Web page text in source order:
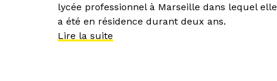
lycée professionnel à Marseille dans lequel elle
a été en résidence durant deux ans.
Lire la suite